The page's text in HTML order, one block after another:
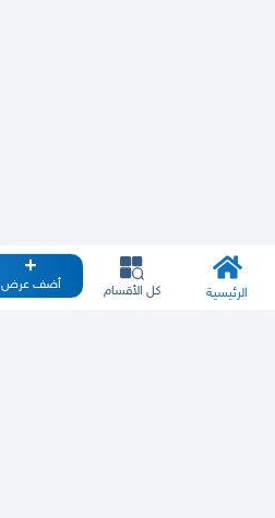
الرئيسية كل الأقسام أضف عرض